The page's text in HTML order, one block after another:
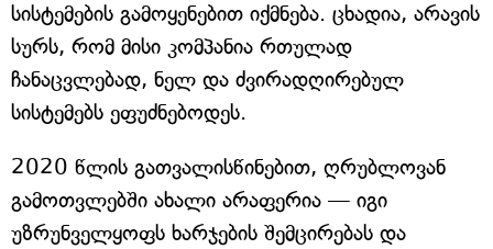
სისტემების გამოყენებით იქმნება. ცხადია, არავის
სურს, რომ მისი კომპანია რთულად
ჩანაცვლებად, ნელ და ძვირადღირებულ
სისტემებს ეფუძნებოდეს.
2020 წლის გათვალისწინებით, ღრუბლოვან
გამოთვლებში ახალი არაფერია — იგი
უზრუნველყოფს ხარჯების შემცირებას და